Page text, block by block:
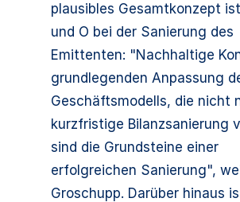
plausibles Gesamtkonzept
und O bei der Sanierung des
Emittenten: "Nachhaltige
grundlegenden Anpassung
Geschäftsmodells, die nicht
kurzfristige Bilanzsanierung
sind die Grundsteine einer
erfolgreichen Sanierung",
Groschupp. Darüber hinaus